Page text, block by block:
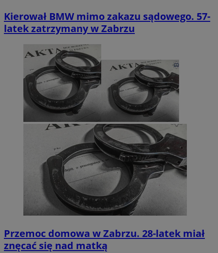
Kierował BMW mimo zakazu sądowego. 57-
latek zatrzymany w Zabrzu
Przemoc domowa w Zabrzu. 28-latek miał
znęcać się nad matką